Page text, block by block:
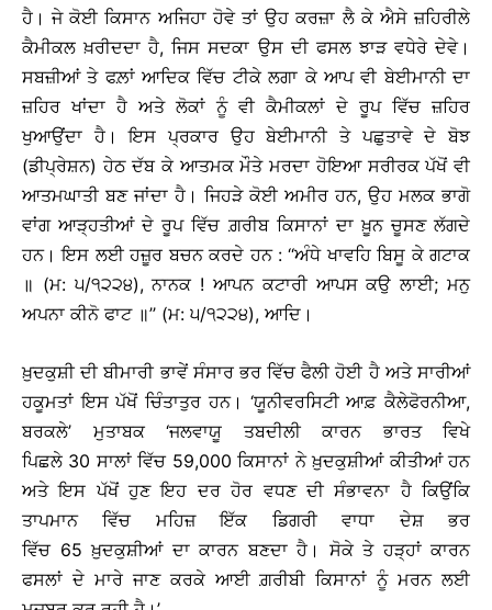
ਹੈ। ਜੇ ਕੋਈ ਕਿਸਾਨ ਅਜਿਹਾ ਹੋਵੇ ਤਾਂ ਉਹ ਕਰਜ਼ਾ ਲੈ ਕੇ ਐਸੇ ਜ਼ਹਿਰੀਲੇ
ਕੈਮੀਕਲ ਖ਼ਰੀਦਦਾ ਹੈ, ਜਿਸ ਸਦਕਾ ਉਸ ਦੀ ਫਸਲ ਝਾੜ ਵਧੇਰੇ ਦੇਵੇ।
ਸਬਜ਼ੀਆਂ ਤੇ ਫਲ਼ਾਂ ਆਦਿਕ ਵਿੱਚ ਟੀਕੇ ਲਗਾ ਕੇ ਆਪ ਵੀ ਬੇਈਮਾਨੀ ਦਾ
ਜ਼ਹਿਰ ਖਾਂਦਾ ਹੈ ਅਤੇ ਲੋਕਾਂ ਨੂੰ ਵੀ ਕੈਮੀਕਲਾਂ ਦੇ ਰੂਪ ਵਿੱਚ ਜ਼ਹਿਰ
ਖੁਆਉਂਦਾ ਹੈ। ਇਸ ਪ੍ਰਕਾਰ ਉਹ ਬੇਈਮਾਨੀ ਤੇ ਪਛੁਤਾਵੇ ਦੇ ਬੋਝ
(ਡੀਪ੍ਰੇਸ਼ਨ) ਹੇਠ ਦੱਬ ਕੇ ਆਤਮਕ ਮੌਤੇ ਮਰਦਾ ਹੋਇਆ ਸਰੀਰਕ ਪੱਖੋਂ ਵੀ
ਆਤਮਘਾਤੀ ਬਣ ਜਾਂਦਾ ਹੈ। ਜਿਹੜੇ ਕੋਈ ਅਮੀਰ ਹਨ, ਉਹ ਮਲਕ ਭਾਗੋ
ਵਾਂਗ ਆੜ੍ਹਤੀਆਂ ਦੇ ਰੂਪ ਵਿੱਚ ਗ਼ਰੀਬ ਕਿਸਾਨਾਂ ਦਾ ਖ਼ੂਨ ਚੂਸਣ ਲੱਗਦੇ
ਹਨ। ਇਸ ਲਈ ਹਜ਼ੂਰ ਬਚਨ ਕਰਦੇ ਹਨ : ‘‘ਅੰਧੇ ਖਾਵਹਿ ਬਿਸੂ ਕੇ ਗਟਾਕ
॥ (ਮ: ੫/੧੨੨੪), ਨਾਨਕ ! ਆਪਨ ਕਟਾਰੀ ਆਪਸ ਕਉ ਲਾਈ; ਮਨੁ
ਅਪਨਾ ਕੀਨੋ ਫਾਟ ॥’’ (ਮ: ੫/੧੨੨੪), ਆਦਿ।
ਖ਼ੁਦਕੁਸ਼ੀ ਦੀ ਬੀਮਾਰੀ ਭਾਵੇਂ ਸੰਸਾਰ ਭਰ ਵਿੱਚ ਫੈਲੀ ਹੋਈ ਹੈ ਅਤੇ ਸਾਰੀਆਂ
ਹਕੂਮਤਾਂ ਇਸ ਪੱਖੋਂ ਚਿੰਤਾਤੁਰ ਹਨ। ‘ਯੂਨੀਵਰਸਿਟੀ ਆਫ਼ ਕੈਲੇਫੋਰਨੀਆ,
ਬਰਕਲੇ’ ਮੁਤਾਬਕ ‘ਜਲਵਾਯੂ ਤਬਦੀਲੀ ਕਾਰਨ ਭਾਰਤ ਵਿਖੇ
ਪਿਛਲੇ 30 ਸਾਲਾਂ ਵਿੱਚ 59,000 ਕਿਸਾਨਾਂ ਨੇ ਖ਼ੁਦਕੁਸ਼ੀਆਂ ਕੀਤੀਆਂ ਹਨ
ਅਤੇ ਇਸ ਪੱਖੋਂ ਹੁਣ ਇਹ ਦਰ ਹੋਰ ਵਧਣ ਦੀ ਸੰਭਾਵਨਾ ਹੈ ਕਿਉਂਕਿ
ਤਾਪਮਾਨ ਵਿੱਚ ਮਹਿਜ਼ ਇੱਕ ਡਿਗਰੀ ਵਾਧਾ ਦੇਸ਼ ਭਰ
ਵਿੱਚ 65 ਖ਼ੁਦਕੁਸ਼ੀਆਂ ਦਾ ਕਾਰਨ ਬਣਦਾ ਹੈ। ਸੋਕੇ ਤੇ ਹੜ੍ਹਾਂ ਕਾਰਨ
ਫਸਲਾਂ ਦੇ ਮਾਰੇ ਜਾਣ ਕਰਕੇ ਆਈ ਗ਼ਰੀਬੀ ਕਿਸਾਨਾਂ ਨੂੰ ਮਰਨ ਲਈ